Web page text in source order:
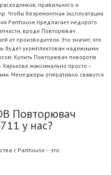
правильного и
Чтобы безремонтная эксплуатация
Parthouse предлагает недорого
вроде Повторювач
от производителя. Это значит, что
будет укомплектован надежными
Купить Повторювач поворотів
максимально просто –
Менеджеры оперативно свяжутся
Повторювач
у нас?
с Parthouse – это: